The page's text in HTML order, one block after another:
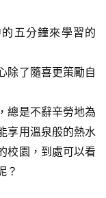
五分鐘來學習的
了隨喜更策勵自
是不辭辛勞地為
享用溫泉般的熱水
校園，到處可以看
？